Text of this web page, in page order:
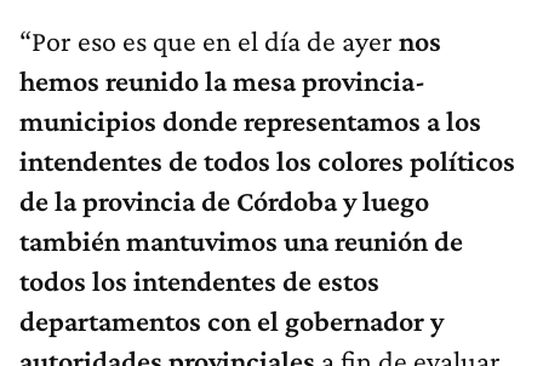
“Por eso es que en el día de ayer nos
hemos reunido la mesa provincia-
municipios donde representamos a los
intendentes de todos los colores políticos
de la provincia de Córdoba y luego
también mantuvimos una reunión de
todos los intendentes de estos
departamentos con el gobernador y